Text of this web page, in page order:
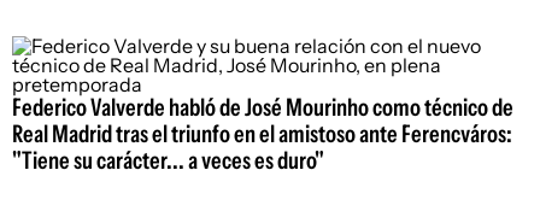
Federico Valverde habló de José Mourinho como técnico de
Real Madrid tras el triunfo en el amistoso ante Ferencváros:
"Tiene su carácter... a veces es duro"